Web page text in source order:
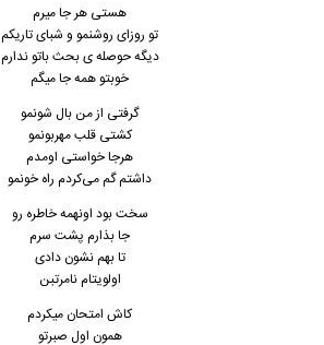
هستی هر جا میرم
تو روزای روشنمو و شبای تاریکم
دیگه حوصله ی بحث باتو ندارم
خوبتو همه جا میگم
گرفتی از من بال شونمو
کشتی قلب مهربونمو
هرجا خواستی اومدم
داشتم گم می‌کردم راه خونمو
سخت بود اونهمه خاطره رو
جا بذارم پشت سرم
تا بهم نشون دادی
اولویتام نامرتبن
کاش امتحان میکردم
همون اول صبرتو